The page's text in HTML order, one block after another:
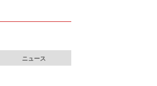
ニュース